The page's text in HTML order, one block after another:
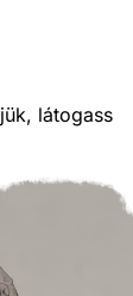
látogass